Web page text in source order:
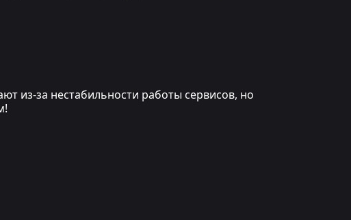
из-за нестабильности работы сервисов, но